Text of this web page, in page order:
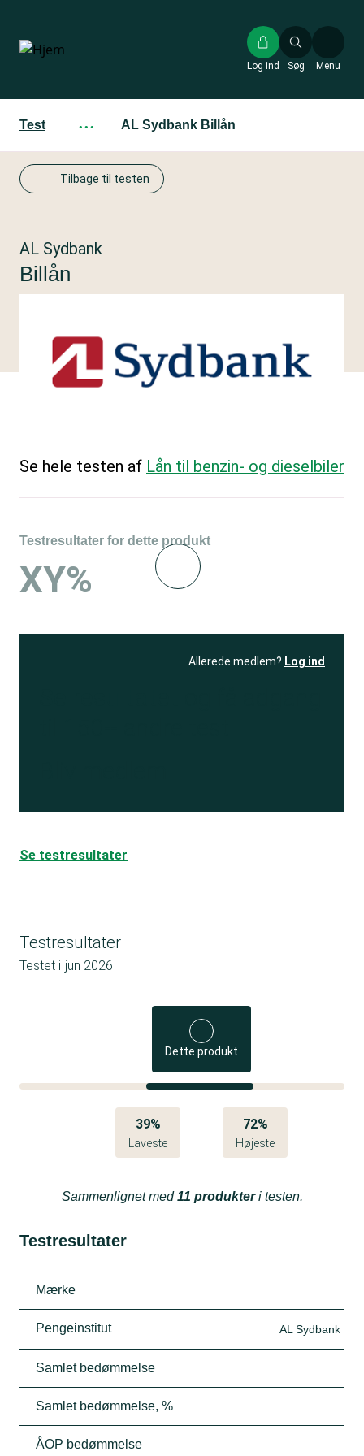
hovedindhold
Søg
Log ind Menu
Test ··· AL Sydbank Billån
Tilbage til testen
AL Sydbank
Billån
Se hele testen af Lån til benzin- og dieselbiler
Testresultater for dette produkt
XY%
Allerede medlem? Log ind
Se testresultater
Testresultater
Testet i jun 2026
Dette produkt
39%
Laveste
72%
Højeste
Sammenlignet med11 produkteri testen.
Testresultater
Mærke
Pengeinstitut AL Sydbank
Samlet bedømmelse
Samlet bedømmelse, %
ÅOP bedømmelse